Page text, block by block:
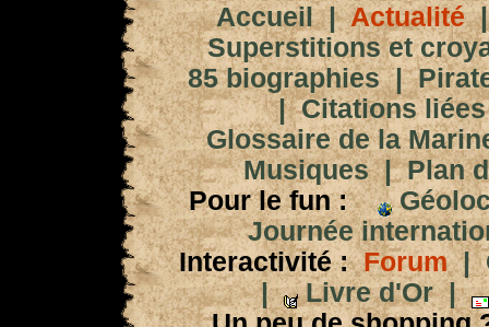
Accueil|Actualité
Superstitions et
85 biographies|
|Citations
Glossaire de la
Musiques|Plan
Pour le fun :
Journée
Interactivité : Forum|
|
Livre d'Or|